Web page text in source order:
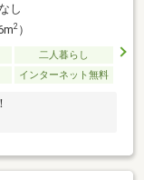
なし
2）
二人暮らし
インターネット無料